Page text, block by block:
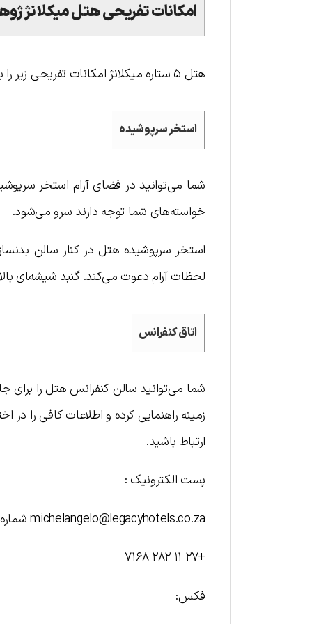
امکانات تفریحی هتل میکلانژ
هتل ۵ ستاره میکلانژ امکانات تفریحی زیر را به میهمانان خود ارائه می‌دهد:
استخر سرپوشیده
شما می‌توانید در فضای آرام استخر
خواسته‌های شما توجه دارند سرو می‌شود.
استخر سرپوشیده هتل در کنار سالن
لحظات آرام دعوت می‌کند. گنبد شیشه‌‍ای
اتاق کنفرانس
شما می‌توانید سالن کنفرانس هتل را برای
زمینه راهنمایی کرده و اطلاعات کافی را
ارتباط باشید.
پست الکترونیک :
michelangelo@legacyhotels.co.za شماره تماس:
+۲۷ ۱۱ ۲۸۲ ۷۱۶۸
فکس: